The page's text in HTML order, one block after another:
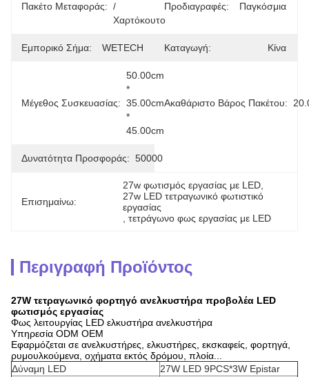
Πακέτο Μεταφοράς: /
Χαρτόκουτο
Προδιαγραφές: Παγκόσμια
Εμπορικό Σήμα: WETECH Καταγωγή: Κίνα
Μέγεθος Συσκευασίας:
50.00cm
*
35.00cm
*
45.00cm
Ακαθάριστο Βάρος Πακέτου:
Δυνατότητα Προσφοράς: 50000
Επισημαίνω:
27w φωτισμός εργασίας με LED
27w LED τετραγωνικό φωτιστικό
εργασίας
, τετράγωνο φως εργασίας με LED
Περιγραφή Προϊόντος
27W τετραγωνικό φορτηγό ανελκυστήρα προβολέα LED
φωτισμός εργασίας
Φως λειτουργίας LED ελκυστήρα ανελκυστήρα
Υπηρεσία ODM OEM
Εφαρμόζεται σε ανελκυστήρες, ελκυστήρες, εκσκαφείς, φορτηγά,
ρυμουλκούμενα, οχήματα εκτός δρόμου, πλοία...
Δύναμη LED
27W LED 9PCS*3W Epistar